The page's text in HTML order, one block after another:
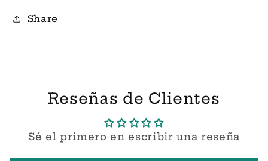
Share
Reseñas de Clientes
Sé el primero en escribir una reseña